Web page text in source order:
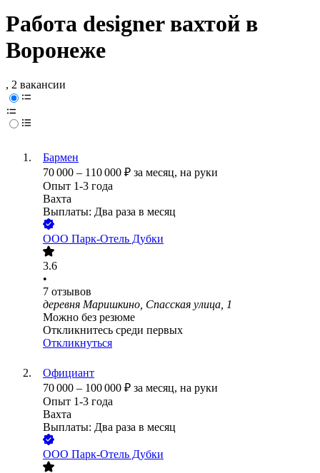
Работа designer вахтой в
Воронеже
, 2 вакансии
Бармен
70 000 – 110 000 ₽ за месяц, на руки
Опыт 1-3 года
Вахта
Выплаты: Два раза в месяц
ООО Парк-Отель Дубки
3.6
•
7 отзывов
деревня Маришкино, Спасская улица, 1
Можно без резюме
Откликнитесь среди первых
Откликнуться
Официант
70 000 – 100 000 ₽ за месяц, на руки
Опыт 1-3 года
Вахта
Выплаты: Два раза в месяц
ООО Парк-Отель Дубки